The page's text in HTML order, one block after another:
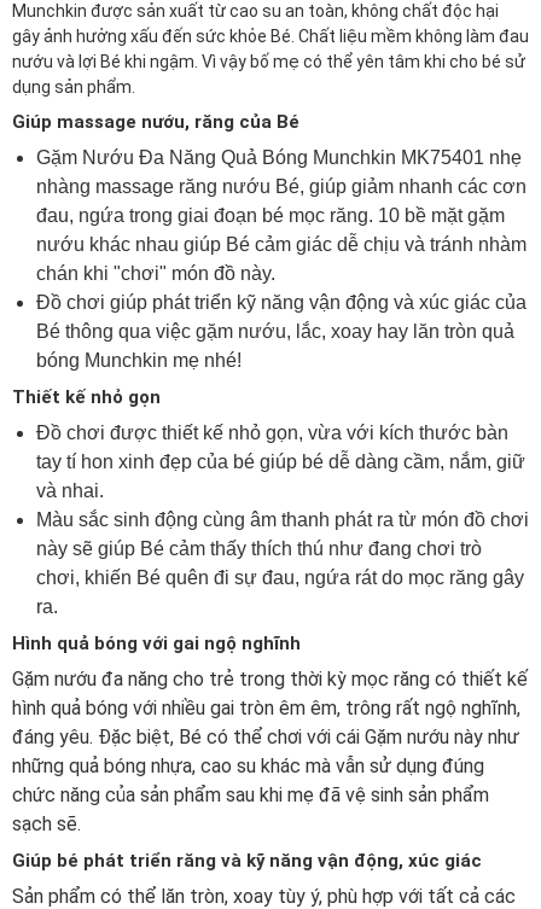
Munchkin được sản xuất từ cao su an toàn, không chất độc hại
gây ảnh hưởng xấu đến sức khỏe Bé. Chất liệu mềm không làm đau
nướu và lợi Bé khi ngậm. Vì vậy bố mẹ có thể yên tâm khi cho bé sử
dụng sản phẩm.
Giúp massage nướu, răng của Bé
Gặm Nướu Đa Năng Quả Bóng Munchkin MK75401 nhẹ
nhàng massage răng nướu Bé, giúp giảm nhanh các cơn
đau, ngứa trong giai đoạn bé mọc răng. 10 bề mặt gặm
nướu khác nhau giúp Bé cảm giác dễ chịu và tránh nhàm
chán khi "chơi" món đồ này.
Đồ chơi giúp phát triển kỹ năng vận động và xúc giác của
Bé thông qua việc gặm nướu, lắc, xoay hay lăn tròn quả
bóng Munchkin mẹ nhé!
Thiết kế nhỏ gọn
Đồ chơi được thiết kế nhỏ gọn, vừa với kích thước bàn
tay tí hon xinh đẹp của bé giúp bé dễ dàng cầm, nắm, giữ
và nhai.
Màu sắc sinh động cùng âm thanh phát ra từ món đồ chơi
này sẽ giúp Bé cảm thấy thích thú như đang chơi trò
chơi, khiến Bé quên đi sự đau, ngứa rát do mọc răng gây
ra.
Hình quả bóng với gai ngộ nghĩnh
Gặm nướu đa năng cho trẻ trong thời kỳ mọc răng có thiết kế
hình quả bóng với nhiều gai tròn êm êm, trông rất ngộ nghĩnh,
đáng yêu. Đặc biệt, Bé có thể chơi với cái Gặm nướu này như
những quả bóng nhựa, cao su khác mà vẫn sử dụng đúng
chức năng của sản phẩm sau khi mẹ đã vệ sinh sản phẩm
sạch sẽ.
Giúp bé phát triển răng và kỹ năng vận động, xúc giác
Sản phẩm có thể lăn tròn, xoay tùy ý, phù hợp với tất cả các